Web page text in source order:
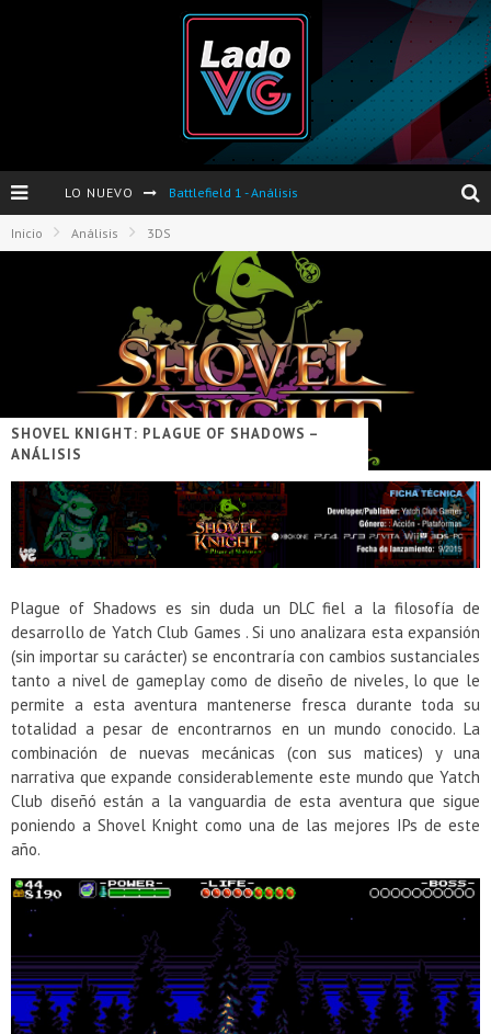
LO NUEVO Battlefield 1 - Análisis
Pro Evolution Soccer 2017 - Análisis
Opinión sobre The Last of Us y Left Behind
Presentación oficial de Gears Of War 4 en Argentina
Presentacion Watch Dogs 2 en Argentina
Inicio Análisis 3DS
SHOVEL KNIGHT: PLAGUE OF SHADOWS –
ANÁLISIS
Plague of Shadows es sin duda un DLC fiel a la filosofía de
desarrollo de Yatch Club Games . Si uno analizara esta expansión
(sin importar su carácter) se encontraría con cambios sustanciales
tanto a nivel de gameplay como de diseño de niveles, lo que le
permite a esta aventura mantenerse fresca durante toda su
totalidad a pesar de encontrarnos en un mundo conocido. La
combinación de nuevas mecánicas (con sus matices) y una
narrativa que expande considerablemente este mundo que Yatch
Club diseñó están a la vanguardia de esta aventura que sigue
poniendo a Shovel Knight como una de las mejores IPs de este
año.